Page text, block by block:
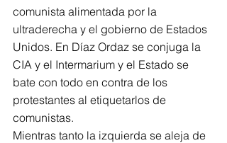
comunista alimentada por la
ultraderecha y el gobierno de Estados
Unidos. En Díaz Ordaz se conjuga la
CIA y el Intermarium y el Estado se
bate con todo en contra de los
protestantes al etiquetarlos de
comunistas.
Mientras tanto la izquierda se aleja de